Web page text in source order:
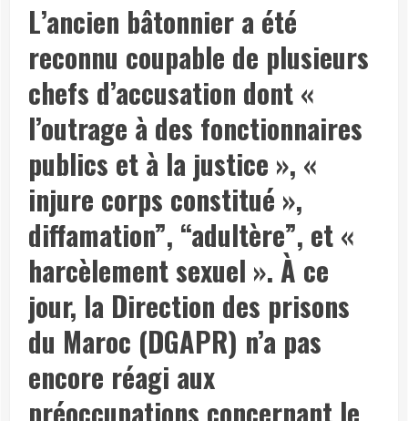
L’ancien bâtonnier a été
reconnu coupable de plusieurs
chefs d’accusation dont «
l’outrage à des fonctionnaires
publics et à la justice », «
injure corps constitué »,
diffamation”, “adultère”, et «
harcèlement sexuel ». À ce
jour, la Direction des prisons
du Maroc (DGAPR) n’a pas
encore réagi aux
préoccupations concernant le